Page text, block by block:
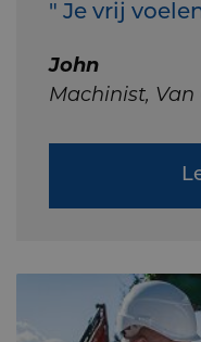
" Je vrij
John
Machinist,